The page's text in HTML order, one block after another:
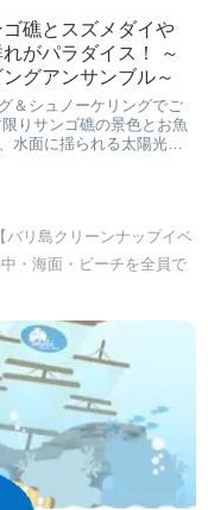
ーダイブして参りました
礁とスズメダイや
がパラダイス！ ～
グアンサンブル～
＆シュノーケリングでご
りサンゴ礁の景色とお魚
水面に揺られる太陽光も
【バリ島クリーンナップイベ
・海面・ビーチを全員で